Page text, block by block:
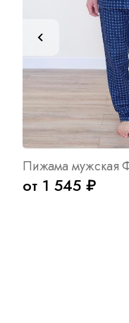
от 1 545 ₽